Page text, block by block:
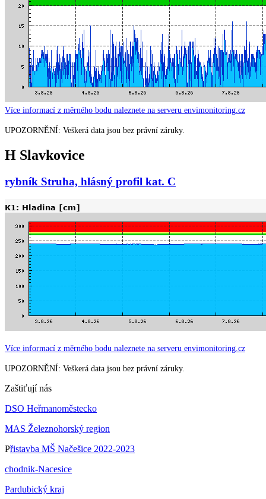
Více informací z měrného bodu naleznete na serveru envimonitoring.cz
UPOZORNĚNÍ: Veškerá data jsou bez právní záruky.
H Slavkovice
rybník Struha, hlásný profil kat. C
Více informací z měrného bodu naleznete na serveru envimonitoring.cz
UPOZORNĚNÍ: Veškerá data jsou bez právní záruky.
Zaštiťují nás
DSO Heřmanoměstecko
MAS Železnohorský region
Přistavba MŠ Načešice 2022-2023
chodnik-Nacesice
Pardubický kraj